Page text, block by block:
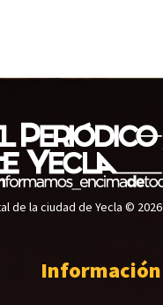
de la ciudad de Yecla © 2026
Información